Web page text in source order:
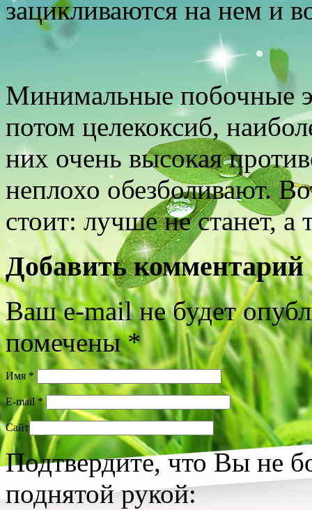
зацикливаются на нем и
Минимальные побочные
потом целекоксиб,
них очень высокая
неплохо обезболивают.
стоит: лучше не станет, а
Добавить комментарий
Ваш e-mail не будет
помечены*
Имя *
E-mail*
Сайт
Подтвердите, что Вы не
поднятой рукой: